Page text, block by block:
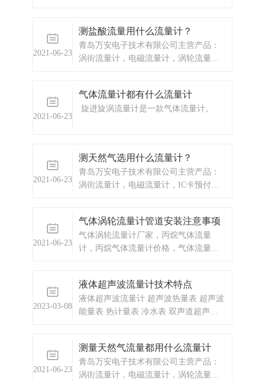
测量管外的本体）;主要测量气体;热量气
体质量流量计主要分为两类，即热量分
布和插入式。1.热式气体质量流量计的
2021-06-23
测盐酸流量用什么流量计？
青岛万安电子技术有限公司主营产品：
涡街流量计，电磁流量计，涡轮流量
等，以及承接电气自动化项目。
2021-06-23
气体流量计都有什么流量计
旋进旋涡流量计是一款气体流量计。
2021-06-23
测天然气选用什么流量计？
青岛万安电子技术有限公司主营产品：
涡街流量计，电磁流量计，IC卡预付
热站预付费，涡轮流量计，显示仪表，
热量表，差压式仪表，分析仪器，水质
监测设备，压力仪表等，以及承接电气
2021-06-23
气体涡轮流量计管道安装注意事项
气体涡轮流量计厂家，丙烷气体流量
计，丙烷气体流量计价格，气体流量计
流量计厂家，气体流量计厂家，燃气流
量计价格
2023-03-08
液体超声波流量计技术特点
液体超声波流量计 超声波热量表 超声波
能量表 热计量表 冷水表 双声道超声波
2021-06-23
测量天然气流量都用什么流量计
青岛万安电子技术有限公司主营产品：
涡街流量计，电磁流量计，涡轮流量